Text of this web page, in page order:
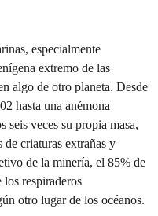
especialmente
extremo de las
algo de otro planeta. Desde
hasta una anémona
seis veces su propia masa,
de criaturas extrañas y
de la minería, el 85% de
respiraderos
otro lugar de los océanos.